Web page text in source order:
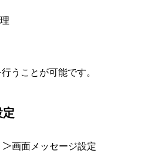
うことが可能です。
画面メッセージ設定